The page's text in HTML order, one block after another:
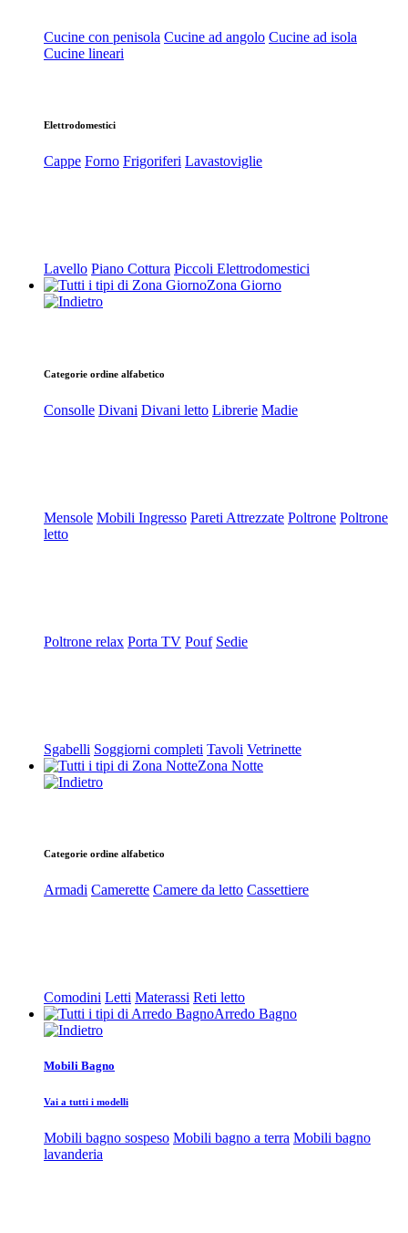
Cucine con penisola Cucine ad angolo Cucine ad isola
Cucine lineari
Elettrodomestici
Cappe Forno Frigoriferi Lavastoviglie
Lavello Piano Cottura Piccoli Elettrodomestici
Zona Giorno
Categorie ordine alfabetico
Consolle Divani Divani letto Librerie Madie
Mensole Mobili Ingresso Pareti Attrezzate Poltrone Poltrone
letto
Poltrone relax Porta TV Pouf Sedie
Sgabelli Soggiorni completi Tavoli Vetrinette
Zona Notte
Categorie ordine alfabetico
Armadi Camerette Camere da letto Cassettiere
Comodini Letti Materassi Reti letto
Arredo Bagno
Mobili Bagno
Vai a tutti i modelli
Mobili bagno sospeso Mobili bagno a terra Mobili bagno
lavanderia